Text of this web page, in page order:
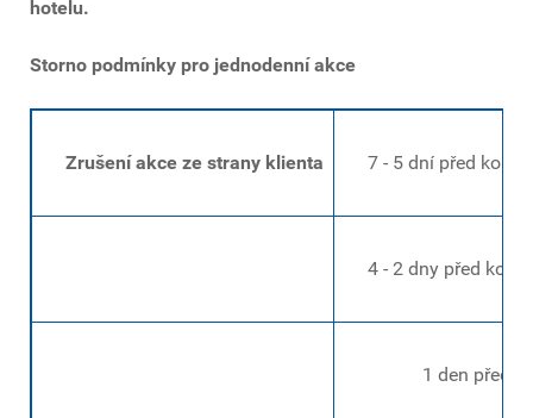
hotelu.
Storno podmínky pro jednodenní akce
Zrušení akce ze strany klienta 7 - 5 dní před
4 - 2 dny před
1 den před